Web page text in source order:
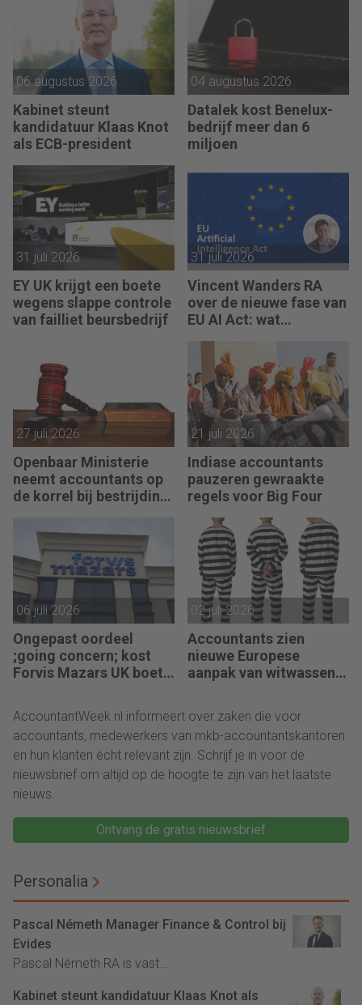
06 augustus 2026
Kabinet steunt
kandidatuur Klaas Knot
als ECB-president
04 augustus 2026
Datalek kost Benelux-
bedrijf meer dan 6
miljoen
31 juli 2026
EY UK krijgt een boete
wegens slappe controle
van failliet beursbedrijf
31 juli 2026
Vincent Wanders RA
over de nieuwe fase van
EU AI Act: wat
accountants nu moeten
regelen
27 juli 2026
Openbaar Ministerie
neemt accountants op
de korrel bij bestrijding
21 juli 2026
Indiase accountants
pauzeren gewraakte
regels voor Big Four
06 juli 2026
Ongepast oordeel
;going concern; kost
Forvis Mazars UK boete
02 juli 2026
Accountants zien
nieuwe Europese
aanpak van witwassen
AccountantWeek.nl informeert over zaken die voor
accountants, medewerkers van mkb-accountantskantoren
en hun klanten écht relevant zijn. Schrijf je in voor de
nieuwsbrief om altijd op de hoogte te zijn van het laatste
nieuws.
Ontvang de gratis nieuwsbrief
Personalia
Pascal Németh Manager Finance & Control bij
Evides
Pascal Németh RA is vast...
Kabinet steunt kandidatuur Klaas Knot als